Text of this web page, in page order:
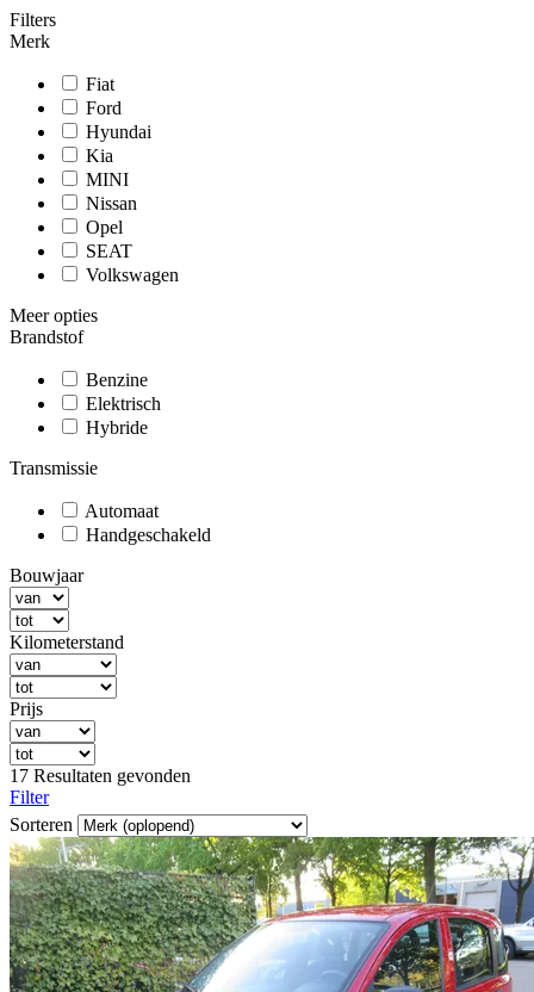
Filters
Merk
Fiat
Ford
Hyundai
Kia
MINI
Nissan
Opel
SEAT
Volkswagen
Meer opties
Brandstof
Benzine
Elektrisch
Hybride
Transmissie
Automaat
Handgeschakeld
Bouwjaar
Kilometerstand
Prijs
17 Resultaten gevonden
Filter
Sorteren